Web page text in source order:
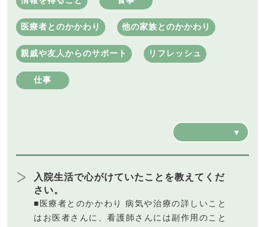
医療者とのかかわり 他の家族とのかかわり
親戚や友人からのサポート リフレッシュ
仕事
入院生活で心がけていたことを教えてくだ
さい。
■医療者とのかかわり 病気や治療の詳しいこと
はお医者さんに、看護師さんには副作用のこと